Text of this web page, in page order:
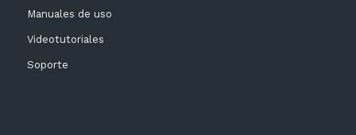
Manuales de uso
Videotutoriales
Soporte